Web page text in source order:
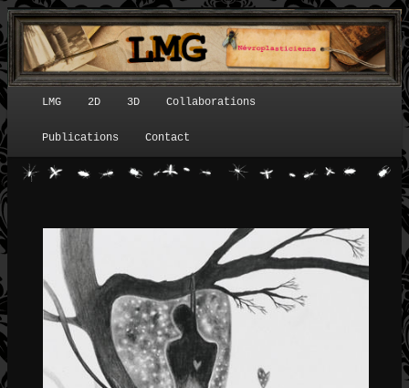
Menu principal
LMG 2D 3D Collaborations
Publications Contact